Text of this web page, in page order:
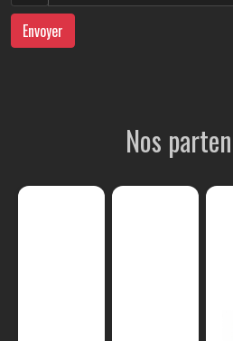
Envoyer
Nos